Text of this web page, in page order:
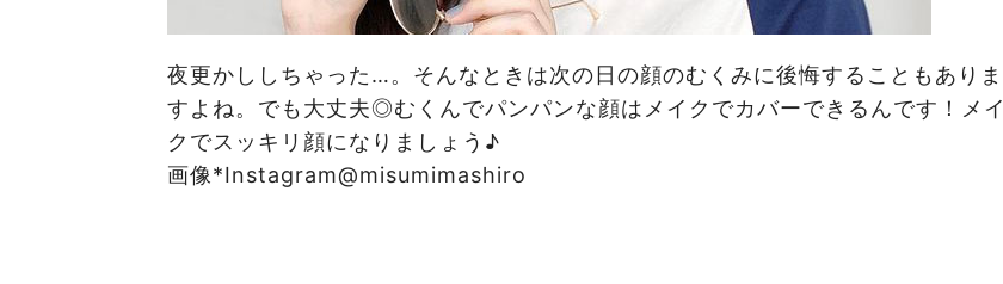
夜更かししちゃった…。そんなときは次の日の顔のむくみに後悔することもありま
すよね。でも大丈夫◎むくんでパンパンな顔はメイクでカバーできるんです！メイ
クでスッキリ顔になりましょう♪
画像*Instagram@misumimashiro